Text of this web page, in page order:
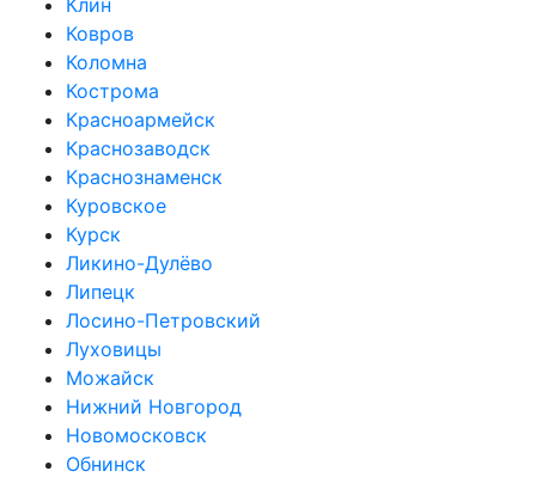
Ковров
Коломна
Кострома
Красноармейск
Краснозаводск
Краснознаменск
Куровское
Курск
Ликино-Дулёво
Липецк
Лосино-Петровский
Луховицы
Можайск
Нижний Новгород
Новомосковск
Обнинск